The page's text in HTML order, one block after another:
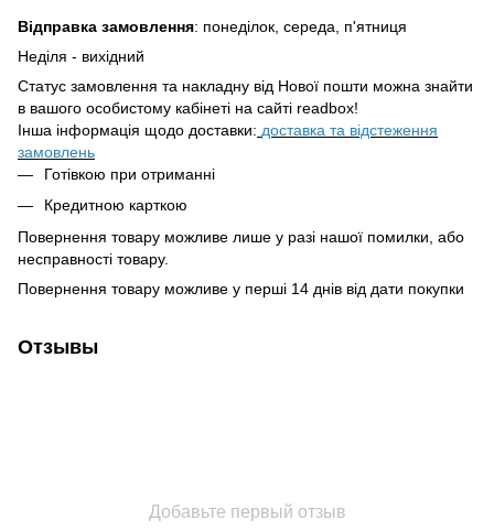
Відправка замовлення: понеділок, середа, п'ятниця
Неділя - вихідний
Статус замовлення та накладну від Нової пошти можна знайти
в вашого особистому кабінеті на сайті readbox!
Інша інформація щодо доставки: доставка та відстеження
замовлень
Готівкою при отриманні
Кредитною карткою
Повернення товару можливе лише у разі нашої помилки, або
несправності товару.
Повернення товару можливе у перші 14 днів від дати покупки
Отзывы
Добавьте первый отзыв